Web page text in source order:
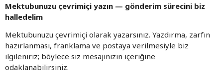
Mektubunuzu çevrimiçi yazın — gönderim sürecini biz
halledelim
Mektubunuzu çevrimiçi olarak yazarsınız. Yazdırma, zarfın
hazırlanması, franklama ve postaya verilmesiyle biz
ilgileniriz; böylece siz mesajınızın içeriğine
odaklanabilirsiniz.